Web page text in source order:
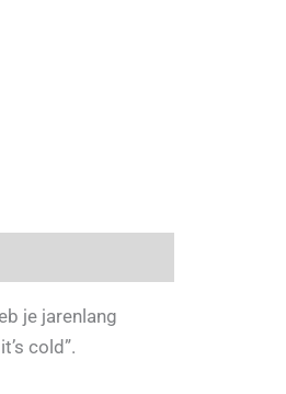
je jarenlang
cold”.